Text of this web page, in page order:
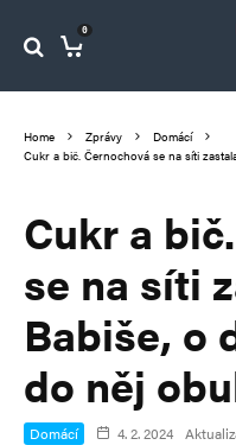
0
Home Zprávy
Domácí
Cukr a bič. Černochová se na síti
Cukr a
se na síti
Babiše, o
do něj
Domácí 4. 2. 2024